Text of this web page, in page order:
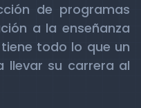
de programas
a la enseñanza
todo lo que un
llevar su carrera al